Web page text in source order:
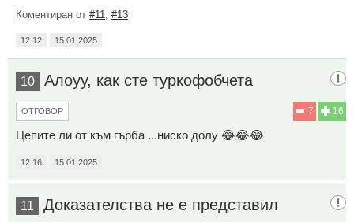
Коментиран от #11 #13
12:12 15.01.2025
10 Алоуу, как сте туркофобчета
16
7
ОТГОВОР
Цепите ли от към гърба ...ниско долу 😂😂😂
12:16 15.01.2025
11 Доказателства не е представил